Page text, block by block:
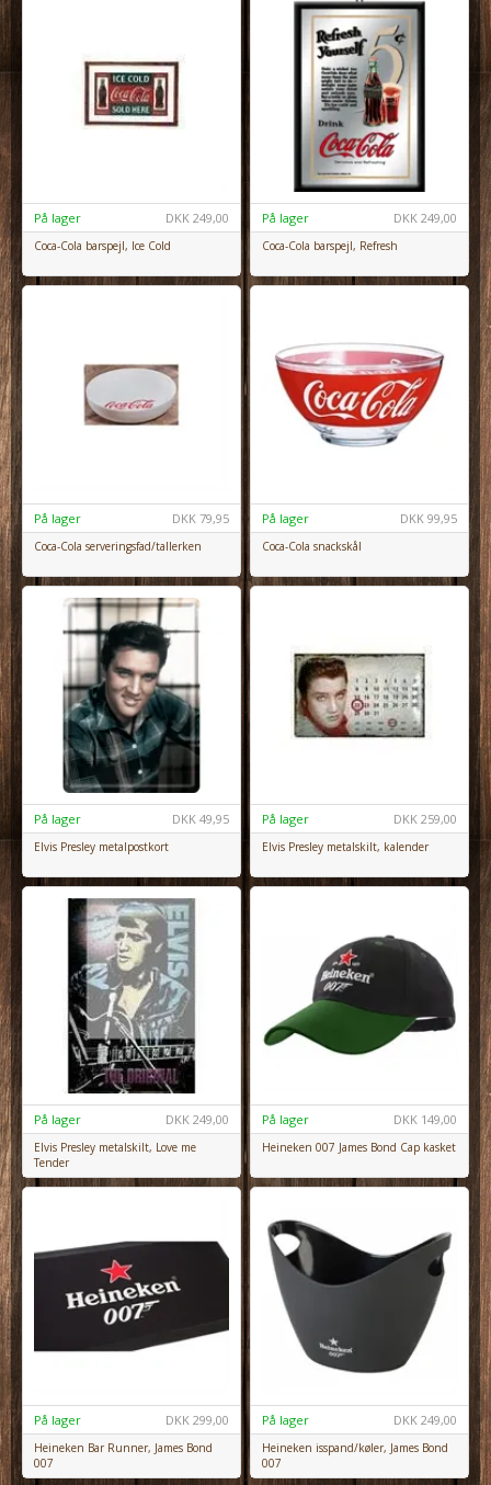
DKK 249,00
På lager
Coca-Cola barspejl, Ice Cold
DKK 249,00
På lager
Coca-Cola barspejl, Refresh
DKK 79,95
På lager
Coca-Cola serveringsfad/tallerken
DKK 99,95
På lager
Coca-Cola snackskål
DKK 49,95
På lager
Elvis Presley metalpostkort
DKK 259,00
På lager
Elvis Presley metalskilt, kalender
DKK 249,00
På lager
Elvis Presley metalskilt, Love me
Tender
DKK 149,00
På lager
Heineken 007 James Bond Cap kasket
DKK 299,00
På lager
Heineken Bar Runner, James Bond
007
DKK 249,00
På lager
Heineken isspand/køler, James Bond
007